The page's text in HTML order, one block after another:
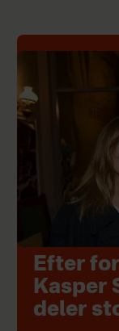
Efter
Kasper
deler